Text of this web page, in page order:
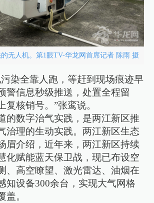
无人机。第1眼TV-华龙网首席记者 陈雨 摄
染全靠人跑，等赶到现场痕迹早
警信息秒级推送，处置全程留
复核销号。”张鸾说。
的数字治气实践，是两江新区推
治理的生动实践。两江新区生态
眉介绍，近年来，两江新区持续
化赋能蓝天保卫战，现已布设空
、高空瞭望、激光雷达、油烟在
知设备300余台，实现大气网格
盖。